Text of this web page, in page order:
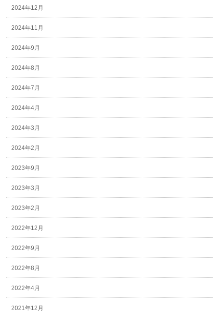
2024年12月
2024年11月
2024年9月
2024年8月
2024年7月
2024年4月
2024年3月
2024年2月
2023年9月
2023年3月
2023年2月
2022年12月
2022年9月
2022年8月
2022年4月
2021年12月